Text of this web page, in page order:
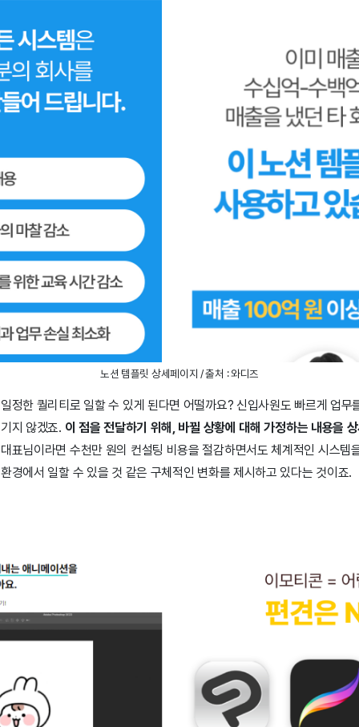
노션 템플릿 상세페이지 / 출처 : 와디즈
정한 퀄리티로 일할 수 있게 된다면 어떨까요? 신입사원도 빠르게 업무
지 않겠죠. 이 점을 전달하기 위해, 바뀔 상황에 대해 가정하는 내용을
표님이라면 수천만 원의 컨설팅 비용을 절감하면서도 체계적인 시스템
경에서 일할 수 있을 것 같은 구체적인 변화를 제시하고 있다는 것이죠.